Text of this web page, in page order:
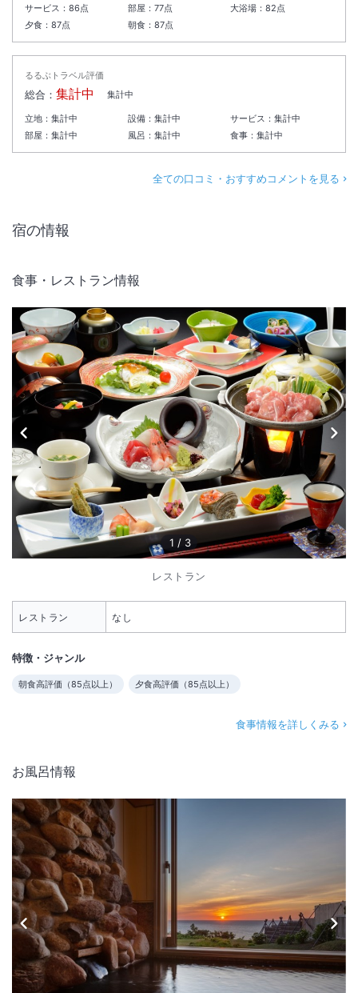
サービス： 86点 部屋： 77点 大浴場：82点
夕食： 87点 朝食： 87点
るるぶトラベル評価
総合： 集計中 集計中
立地： 集計中 設備： 集計中 サービス：集計中
部屋： 集計中 風呂： 集計中 食事：集計中
全ての口コミ・おすすめコメントを見る
宿の情報
食事・レストラン情報
1 / 3
レストラン
レストラン なし
特徴・ジャンル
朝食高評価（85点以上） 夕食高評価（85点以上）
食事情報を詳しくみる
お風呂情報